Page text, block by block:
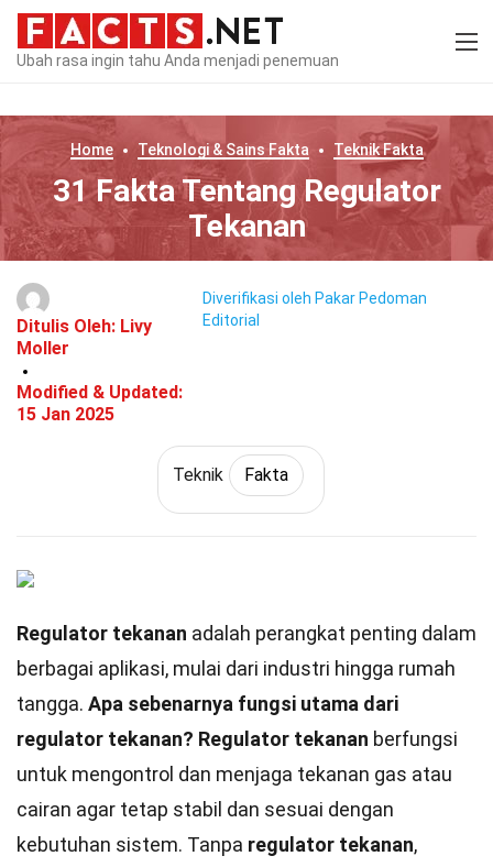
Ubah rasa ingin tahu Anda menjadi penemuan
Home Teknologi & Sains Fakta TeknikFakta
31 Fakta Tentang Regulator
Tekanan
Ditulis Oleh: Livy
Moller
Modified & Updated:
15 Jan 2025
Diverifikasi oleh Pakar Pedoman
Editorial
Teknik Fakta
Regulator tekanan adalah perangkat penting dalam
berbagai aplikasi, mulai dari industri hingga rumah
tangga. Apa sebenarnya fungsi utama dari
regulator tekanan? Regulator tekanan berfungsi
untuk mengontrol dan menjaga tekanan gas atau
cairan agar tetap stabil dan sesuai dengan
kebutuhan sistem. Tanpa regulator tekanan,